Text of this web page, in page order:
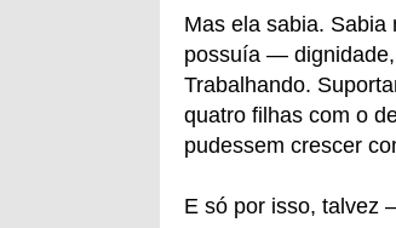
Mas ela sabia. Sabia
possuía —
Trabalhando.
quatro filhas com o
pudessem crescer
E só por isso, talvez